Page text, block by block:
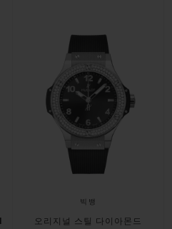
빅뱅
오리지널 스틸 다이아몬드